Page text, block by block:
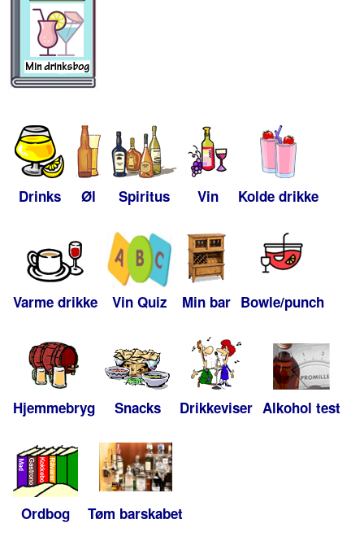
Drinks Øl Spiritus Vin Kolde drikke
Varme drikke Vin Quiz Min bar Bowle/punch
Hjemmebryg Snacks Drikkeviser Alkohol test
Ordbog Tøm barskabet